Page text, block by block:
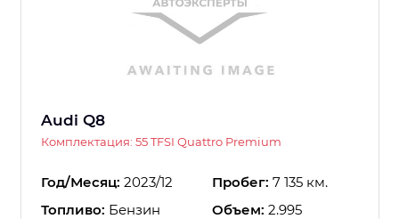
Audi Q8
Комплектация: 55 TFSI Quattro Premium
Год/Месяц: 2023/12 Пробег: 7 135 км.
Топливо: Бензин Объем: 2.995